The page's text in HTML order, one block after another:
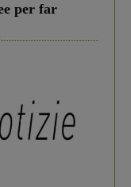
per far